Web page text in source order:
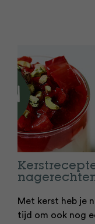
Met kerst heb je
tijd om ook nog